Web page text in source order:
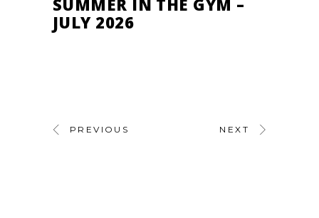
SUMMER IN THE GYM –
JULY 2026
PREVIOUS NEXT